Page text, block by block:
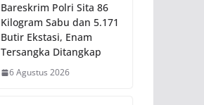
Bareskrim Polri Sita 86
Kilogram Sabu dan 5.171
Butir Ekstasi, Enam
Tersangka Ditangkap
6 Agustus 2026